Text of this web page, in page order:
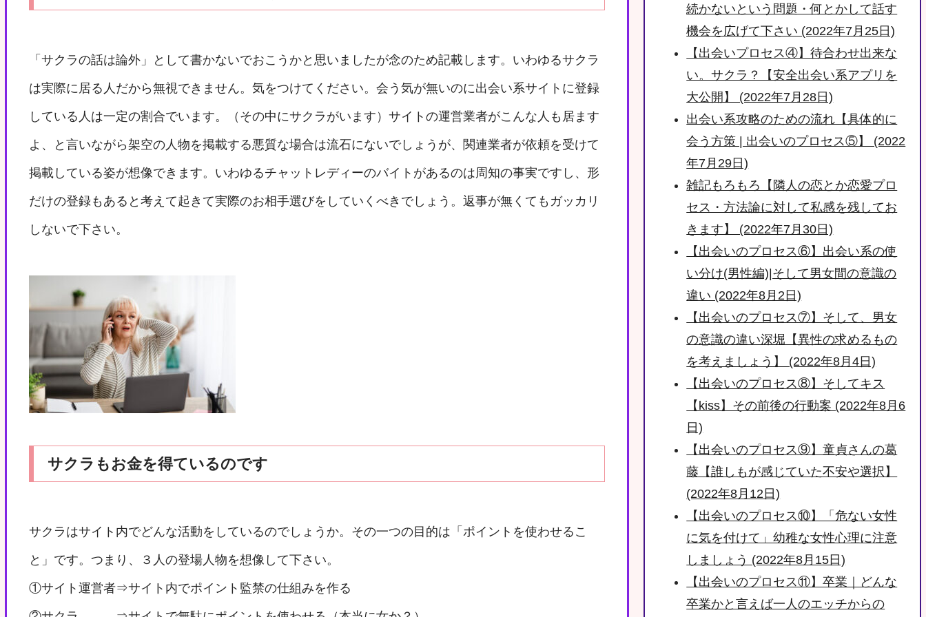
「サクラの話は論外」として書かないでおこうかと思いましたが念のため記載します。いわゆるサクラ
は実際に居る人だから無視できません。気をつけてください。会う気が無いのに出会い系サイトに登録
している人は一定の割合でいます。（その中にサクラがいます）サイトの運営業者がこんな人も居ます
よ、と言いながら架空の人物を掲載する悪質な場合は流石にないでしょうが、関連業者が依頼を受けて
掲載している姿が想像できます。いわゆるチャットレディーのバイトがあるのは周知の事実ですし、形
だけの登録もあると考えて起きて実際のお相手選びをしていくべきでしょう。返事が無くてもガッカリ
しないで下さい。
サクラもお金を得ているのです
サクラはサイト内でどんな活動をしているのでしょうか。その一つの目的は「ポイントを使わせるこ
と」です。つまり、３人の登場人物を想像して下さい。
①サイト運営者⇒サイト内でポイント監禁の仕組みを作る
続かないという問題・何とかして話す
機会を広げて下さい (2022年7月25日)
【出会いプロセス④】待合わせ出来な
い。サクラ？【安全出会い系アプリを
大公開】 (2022年7月28日)
出会い系攻略のための流れ【具体的に
会う方策 | 出会いのプロセス⑤】 (2022
年7月29日)
雑記もろもろ【隣人の恋とか恋愛プロ
セス・方法論に対して私感を残してお
きます】 (2022年7月30日)
【出会いのプロセス⑥】出会い系の使
い分け(男性編)|そして男女間の意識の
違い (2022年8月2日)
【出会いのプロセス⑦】そして、男女
の意識の違い深堀【異性の求めるもの
を考えましょう】 (2022年8月4日)
【出会いのプロセス⑧】そしてキス
【kiss】その前後の行動案 (2022年8月6
日)
【出会いのプロセス⑨】童貞さんの葛
藤【誰しもが感じていた不安や選択】
(2022年8月12日)
【出会いのプロセス⑩】「危ない女性
に気を付けて」幼稚な女性心理に注意
しましょう (2022年8月15日)
【出会いのプロセス⑪】卒業｜どんな
卒業かと言えば一人のエッチからの